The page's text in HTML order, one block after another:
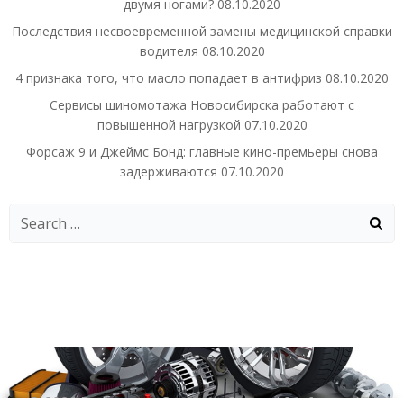
двумя ногами? 08.10.2020
Последствия несвоевременной замены медицинской справки
водителя 08.10.2020
4 признака того, что масло попадает в антифриз 08.10.2020
Сервисы шиномотажа Новосибирска работают с
повышенной нагрузкой 07.10.2020
Форсаж 9 и Джеймс Бонд: главные кино-премьеры снова
задерживаются 07.10.2020
Search